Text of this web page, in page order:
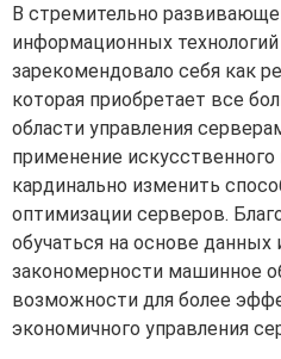
В стремительно
информационных
зарекомендовало себя как
которая приобретает все
области управления
применение
кардинально изменить
оптимизации серверов.
обучаться на основе данных
закономерности машинное
возможности для более
экономичного управления